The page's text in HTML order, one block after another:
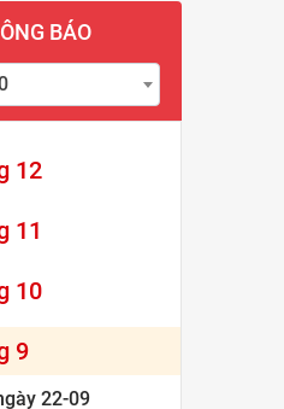
BÁO
12
11
10
9
22-09